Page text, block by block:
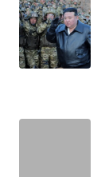
UTARA
WN
SAMOSIR
PADANG